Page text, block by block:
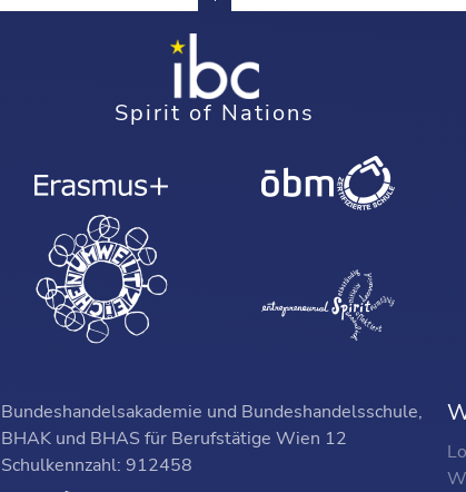
Spirit of Nations
Bundeshandelsakademie und Bundeshandelsschule,
BHAK und BHAS für Berufstätige Wien 12
Schulkennzahl: 912458